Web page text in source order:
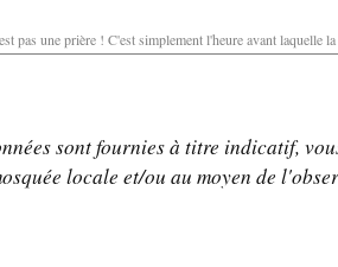
pas une prière ! C'est simplement l'heure avant laquelle
sont fournies à titre indicatif,
locale et/ou au moyen de